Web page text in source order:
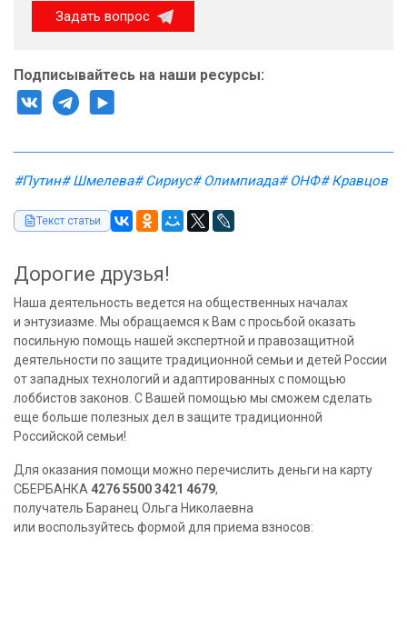
Задать вопрос
Подписывайтесь на наши ресурсы:
#Путин# Шмелева# Сириус# Олимпиада# ОНФ# Кравцов
Текст статьи
Дорогие друзья!
Наша деятельность ведется на общественных началах
и энтузиазме. Мы обращаемся к Вам с просьбой оказать
посильную помощь нашей экспертной и правозащитной
деятельности по защите традиционной семьи и детей России
от западных технологий и адаптированных с помощью
лоббистов законов. С Вашей помощью мы сможем сделать
еще больше полезных дел в защите традиционной
Российской семьи!
Для оказания помощи можно перечислить деньги на карту
СБЕРБАНКА 4276 5500 3421 4679,
получатель Баранец Ольга Николаевна
или воспользуйтесь формой для приема взносов: